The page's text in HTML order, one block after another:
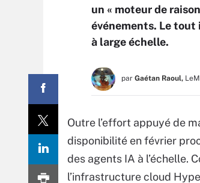
un « moteur de
événements. Le tout
à large échelle.
par Gaétan Raoul,
Outre l’effort appuyé de
disponibilité en février
des agents IA à l’échelle.
l’infrastructure cloud